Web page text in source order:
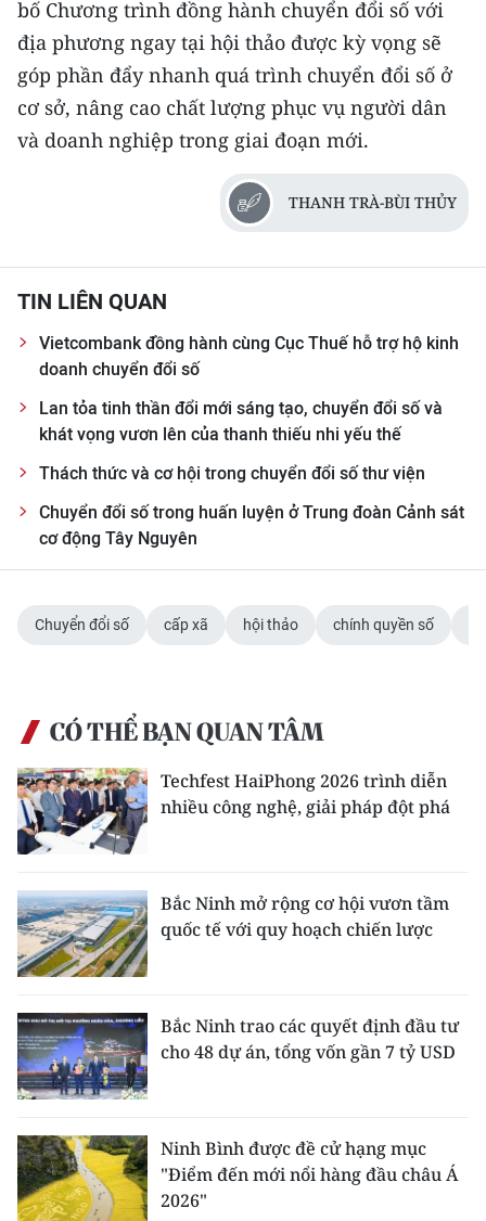
bố Chương trình đồng hành chuyển đổi số với
địa phương ngay tại hội thảo được kỳ vọng sẽ
góp phần đẩy nhanh quá trình chuyển đổi số ở
cơ sở, nâng cao chất lượng phục vụ người dân
và doanh nghiệp trong giai đoạn mới.
THANH TRÀ-BÙI THỦY
TIN LIÊN QUAN
Vietcombank đồng hành cùng Cục Thuế hỗ trợ hộ kinh
doanh chuyển đổi số
Lan tỏa tinh thần đổi mới sáng tạo, chuyển đổi số và
khát vọng vươn lên của thanh thiếu nhi yếu thế
Thách thức và cơ hội trong chuyển đổi số thư viện
Chuyển đổi số trong huấn luyện ở Trung đoàn Cảnh sát
cơ động Tây Nguyên
Chuyển đổi số cấp xã hội thảo chính quyền số
CÓ THỂ BẠN QUAN TÂM
Techfest HaiPhong 2026 trình diễn
nhiều công nghệ, giải pháp đột phá
Bắc Ninh mở rộng cơ hội vươn tầm
quốc tế với quy hoạch chiến lược
Bắc Ninh trao các quyết định đầu tư
cho 48 dự án, tổng vốn gần 7 tỷ USD
Ninh Bình được đề cử hạng mục
"Điểm đến mới nổi hàng đầu châu Á
2026"